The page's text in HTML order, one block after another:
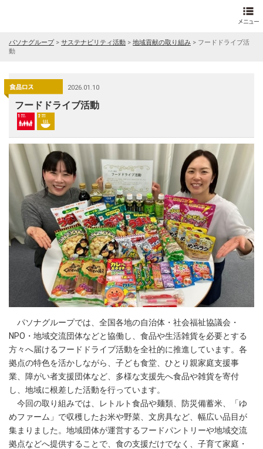
パソナグループ> サステナビリティ活動 > 地域貢献の取り組み > フードドライブ活
動
2026.01.10
フードドライブ活動
パソナグループでは、全国各地の自治体・社会福祉協議会・
NPO・地域交流団体などと協働し、食品や生活雑貨を必要とする
方々へ届けるフードドライブ活動を全社的に推進しています。各
拠点の特色を活かしながら、子ども食堂、ひとり親家庭支援事
業、障がい者支援団体など、多様な支援先へ食品や雑貨を寄付
し、地域に根差した活動を行っています。
今回の取り組みでは、レトルト食品や麺類、防災備蓄米、「ゆ
めファーム」で収穫したお米や野菜、文房具など、幅広い品目が
集まりました。地域団体が運営するフードパントリーや地域交流
拠点などへ提供することで、食の支援だけでなく、子育て家庭・